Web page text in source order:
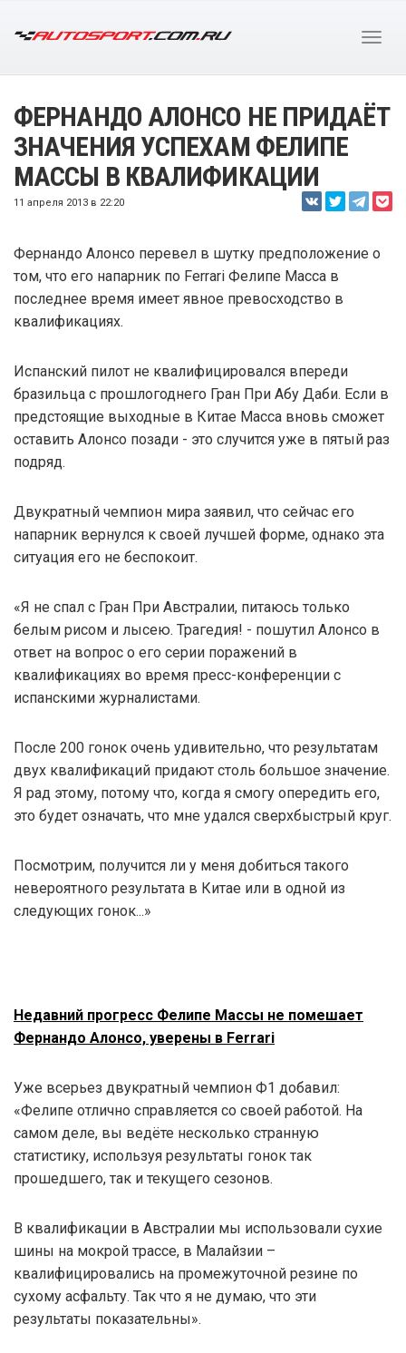
ФЕРНАНДО АЛОНСО НЕ ПРИДАЁТ
ЗНАЧЕНИЯ УСПЕХАМ ФЕЛИПЕ
МАССЫ В КВАЛИФИКАЦИИ
11 апреля 2013 в 22:20
Фернандо Алонсо перевел в шутку предположение о
том, что его напарник по Ferrari Фелипе Масса в
последнее время имеет явное превосходство в
квалификациях.
Испанский пилот не квалифицировался впереди
бразильца с прошлогоднего Гран При Абу Даби. Если в
предстоящие выходные в Китае Масса вновь сможет
оставить Алонсо позади - это случится уже в пятый раз
подряд.
Двукратный чемпион мира заявил, что сейчас его
напарник вернулся к своей лучшей форме, однако эта
ситуация его не беспокоит.
«Я не спал с Гран При Австралии, питаюсь только
белым рисом и лысею. Трагедия! - пошутил Алонсо в
ответ на вопрос о его серии поражений в
квалификациях во время пресс-конференции с
испанскими журналистами.
После 200 гонок очень удивительно, что результатам
двух квалификаций придают столь большое значение.
Я рад этому, потому что, когда я смогу опередить его,
это будет означать, что мне удался сверхбыстрый круг.
Посмотрим, получится ли у меня добиться такого
невероятного результата в Китае или в одной из
следующих гонок...»
Недавний прогресс Фелипе Массы не помешает
Фернандо Алонсо, уверены в Ferrari
Уже всерьез двукратный чемпион Ф1 добавил:
«Фелипе отлично справляется со своей работой. На
самом деле, вы ведёте несколько странную
статистику, используя результаты гонок так
прошедшего, так и текущего сезонов.
В квалификации в Австралии мы использовали сухие
шины на мокрой трассе, в Малайзии –
квалифицировались на промежуточной резине по
сухому асфальту. Так что я не думаю, что эти
результаты показательны».